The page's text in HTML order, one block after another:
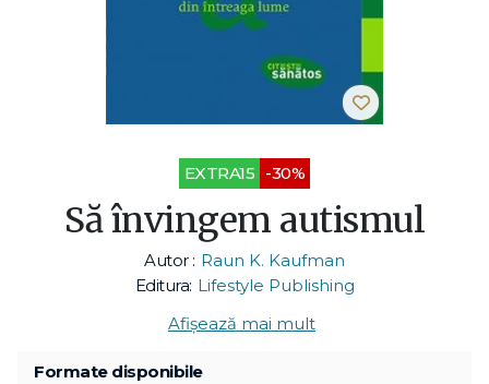
EXTRA15 -30%
Să învingem autismul
Autor : Raun K. Kaufman
Editura: Lifestyle Publishing
Afișează mai mult
Formate disponibile